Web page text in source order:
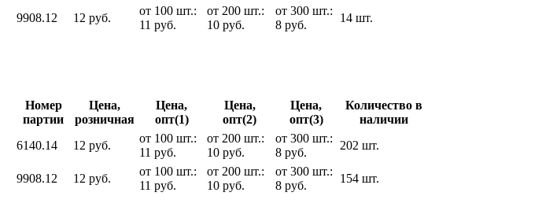
9908.12 12 руб.
от 100 шт.:
11 руб.
от 200 шт.:
10 руб.
от 300 шт.:
8 руб.
14 шт.
Номер
партии
Цена,
розничная
Цена,
опт(1)
Цена,
опт(2)
Цена,
опт(3)
Количество в
наличии
6140.14 12 руб.
от 100 шт.:
11 руб.
от 200 шт.:
10 руб.
от 300 шт.:
8 руб.
202 шт.
9908.12 12 руб.
от 100 шт.:
11 руб.
от 200 шт.:
10 руб.
от 300 шт.:
8 руб.
154 шт.